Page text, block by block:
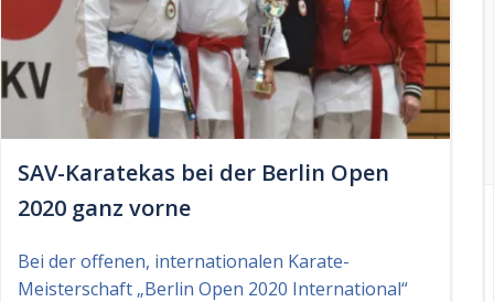
SAV-Karatekas bei der Berlin Open
2020 ganz vorne
Bei der offenen, internationalen Karate-
Meisterschaft „Berlin Open 2020 International“